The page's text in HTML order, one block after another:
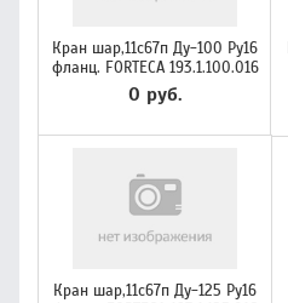
Кран шар,11с67п Ду-100 Ру16
фланц. FORTECA 193.1.100.016
0 руб.
Кран шар,11с67п Ду-125 Ру16